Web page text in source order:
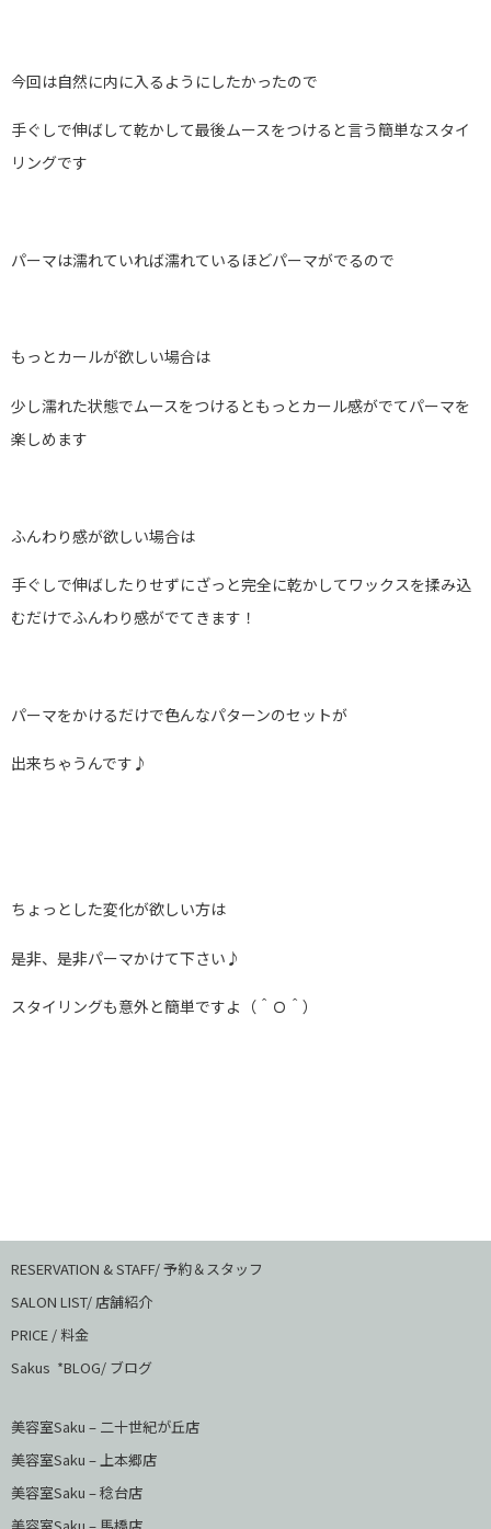
今回は自然に内に入るようにしたかったので
手ぐしで伸ばして乾かして最後ムースをつけると言う簡単なスタイ
リングです
パーマは濡れていれば濡れているほどパーマがでるので
もっとカールが欲しい場合は
少し濡れた状態でムースをつけるともっとカール感がでてパーマを
楽しめます
ふんわり感が欲しい場合は
手ぐしで伸ばしたりせずにざっと完全に乾かしてワックスを揉み込
むだけでふんわり感がでてきます！
パーマをかけるだけで色んなパターンのセットが
出来ちゃうんです♪
ちょっとした変化が欲しい方は
是非、是非パーマかけて下さい♪
スタイリングも意外と簡単ですよ（＾Ｏ＾）
RESERVATION & STAFF/ 予約＆スタッフ
SALON LIST/ 店舗紹介
PRICE / 料金
Sakus *BLOG/ ブログ
美容室Saku – 二十世紀が丘店
美容室Saku –上本郷店
美容室Saku –稔台店